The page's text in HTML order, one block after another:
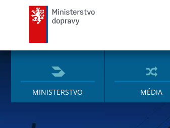
MINISTERSTVO MÉDIA